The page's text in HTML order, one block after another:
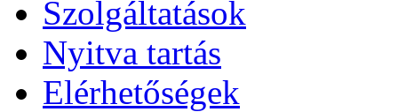
Szolgáltatások
Nyitva tartás
Elérhetőségek